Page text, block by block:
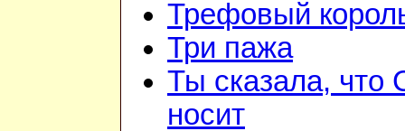
Трефовый
Три пажа
Ты сказала, что
носит